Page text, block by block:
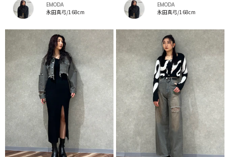
EMODA
永田真弓/168cm
EMODA
永田真弓/168cm